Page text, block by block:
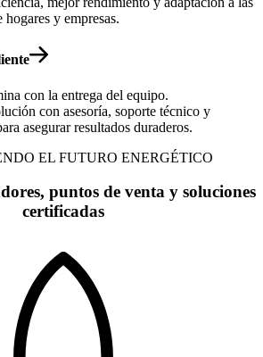
hogares y empresas.
con la entrega del equipo.
con asesoría, soporte técnico y
asegurar resultados duraderos.
EL FUTURO ENERGÉTICO
puntos de venta y soluciones
certificadas